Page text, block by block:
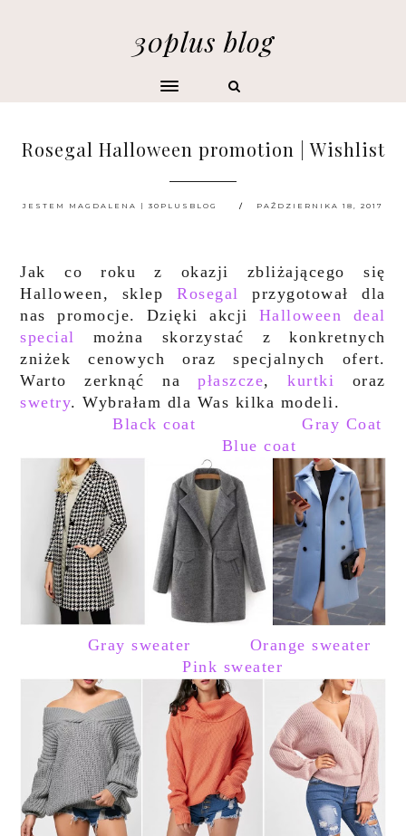
30plus blog
Rosegal Halloween promotion | Wishlist
JESTEM MAGDALENA | 30PLUSBLOG PAŹDZIERNIKA 18, 2017
Jak co roku z okazji zbliżającego się
Halloween, sklep Rosegal przygotował dla
nas promocje. Dzięki akcji Halloween deal
special można skorzystać z konkretnych
zniżek cenowych oraz specjalnych ofert.
Warto zerknąć napłaszcze,kurtki oraz
swetry. Wybrałam dla Was kilka modeli.
Black coat
Gray Coat
Blue coat
Gray sweater Orange sweater
Pink sweater